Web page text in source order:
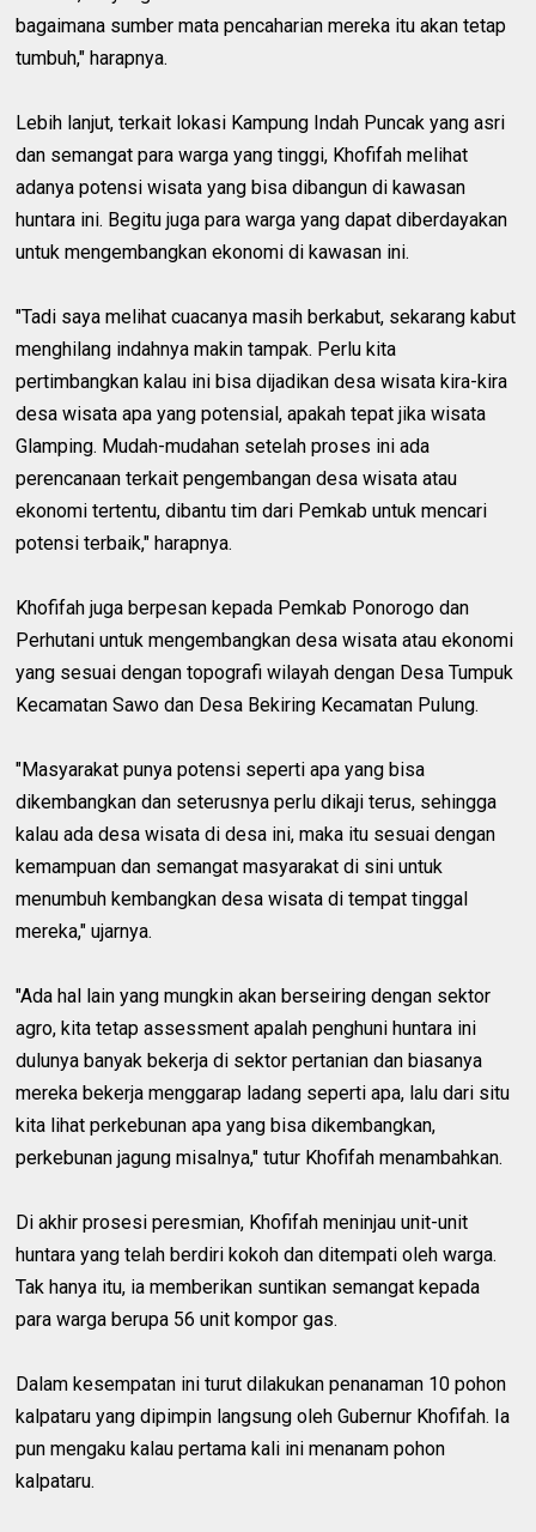
bagaimana sumber mata pencaharian mereka itu akan tetap
tumbuh," harapnya.
Lebih lanjut, terkait lokasi Kampung Indah Puncak yang asri
dan semangat para warga yang tinggi, Khofifah melihat
adanya potensi wisata yang bisa dibangun di kawasan
huntara ini. Begitu juga para warga yang dapat diberdayakan
untuk mengembangkan ekonomi di kawasan ini.
"Tadi saya melihat cuacanya masih berkabut, sekarang kabut
menghilang indahnya makin tampak. Perlu kita
pertimbangkan kalau ini bisa dijadikan desa wisata kira-kira
desa wisata apa yang potensial, apakah tepat jika wisata
Glamping. Mudah-mudahan setelah proses ini ada
perencanaan terkait pengembangan desa wisata atau
ekonomi tertentu, dibantu tim dari Pemkab untuk mencari
potensi terbaik," harapnya.
Khofifah juga berpesan kepada Pemkab Ponorogo dan
Perhutani untuk mengembangkan desa wisata atau ekonomi
yang sesuai dengan topografi wilayah dengan Desa Tumpuk
Kecamatan Sawo dan Desa Bekiring Kecamatan Pulung.
"Masyarakat punya potensi seperti apa yang bisa
dikembangkan dan seterusnya perlu dikaji terus, sehingga
kalau ada desa wisata di desa ini, maka itu sesuai dengan
kemampuan dan semangat masyarakat di sini untuk
menumbuh kembangkan desa wisata di tempat tinggal
mereka," ujarnya.
"Ada hal lain yang mungkin akan berseiring dengan sektor
agro, kita tetap assessment apalah penghuni huntara ini
dulunya banyak bekerja di sektor pertanian dan biasanya
mereka bekerja menggarap ladang seperti apa, lalu dari situ
kita lihat perkebunan apa yang bisa dikembangkan,
perkebunan jagung misalnya," tutur Khofifah menambahkan.
Di akhir prosesi peresmian, Khofifah meninjau unit-unit
huntara yang telah berdiri kokoh dan ditempati oleh warga.
Tak hanya itu, ia memberikan suntikan semangat kepada
para warga berupa 56 unit kompor gas.
Dalam kesempatan ini turut dilakukan penanaman 10 pohon
kalpataru yang dipimpin langsung oleh Gubernur Khofifah. Ia
pun mengaku kalau pertama kali ini menanam pohon
kalpataru.